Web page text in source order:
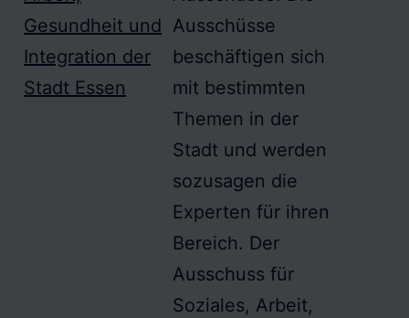
Gesundheit und
Integration der
Stadt Essen
Ausschüsse
beschäftigen sich
mit bestimmten
Themen in der
Stadt und werden
sozusagen die
Experten für ihren
Bereich. Der
Ausschuss für
Soziales, Arbeit,